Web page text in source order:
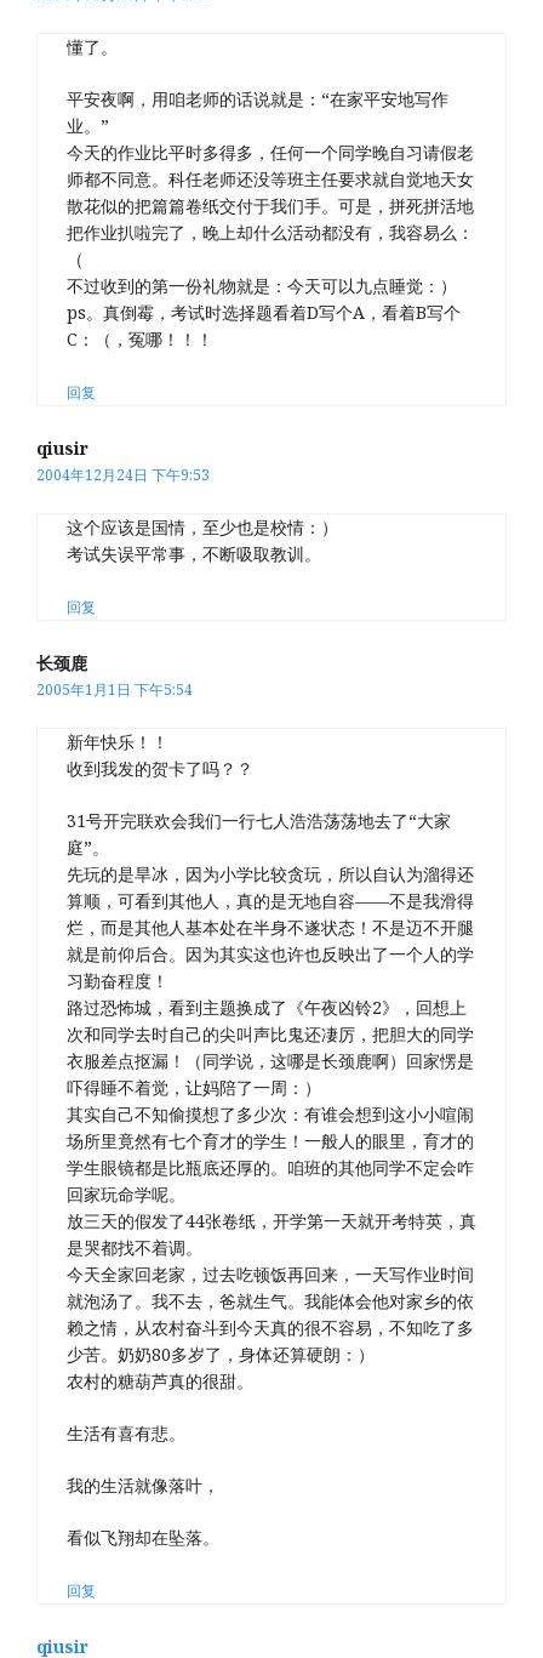
懂了。
平安夜啊，用咱老师的话说就是：“在家平安地写作
业。”
今天的作业比平时多得多，任何一个同学晚自习请假老
师都不同意。科任老师还没等班主任要求就自觉地天女
散花似的把篇篇卷纸交付于我们手。可是，拼死拼活地
把作业扒啦完了，晚上却什么活动都没有，我容易么：
（
不过收到的第一份礼物就是：今天可以九点睡觉：）
ps。真倒霉，考试时选择题看着D写个A，看着B写个
C：（，冤哪！！！
回复
qiusir
2004年12月24日 下午9:53
这个应该是国情，至少也是校情：）
考试失误平常事，不断吸取教训。
回复
长颈鹿
2005年1月1日 下午5:54
新年快乐！！
收到我发的贺卡了吗？？
31号开完联欢会我们一行七人浩浩荡荡地去了“大家
庭”。
先玩的是旱冰，因为小学比较贪玩，所以自认为溜得还
算顺，可看到其他人，真的是无地自容——不是我滑得
烂，而是其他人基本处在半身不遂状态！不是迈不开腿
就是前仰后合。因为其实这也许也反映出了一个人的学
习勤奋程度！
路过恐怖城，看到主题换成了《午夜凶铃2》，回想上
次和同学去时自己的尖叫声比鬼还凄厉，把胆大的同学
衣服差点抠漏！（同学说，这哪是长颈鹿啊）回家愣是
吓得睡不着觉，让妈陪了一周：）
其实自己不知偷摸想了多少次：有谁会想到这小小喧闹
场所里竟然有七个育才的学生！一般人的眼里，育才的
学生眼镜都是比瓶底还厚的。咱班的其他同学不定会咋
回家玩命学呢。
放三天的假发了44张卷纸，开学第一天就开考特英，真
是哭都找不着调。
今天全家回老家，过去吃顿饭再回来，一天写作业时间
就泡汤了。我不去，爸就生气。我能体会他对家乡的依
赖之情，从农村奋斗到今天真的很不容易，不知吃了多
少苦。奶奶80多岁了，身体还算硬朗：）
农村的糖葫芦真的很甜。
生活有喜有悲。
我的生活就像落叶，
看似飞翔却在坠落。
回复
qiusir